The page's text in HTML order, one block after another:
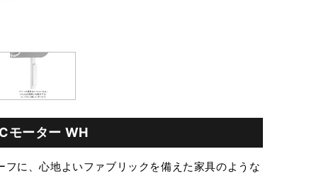
モーター WH
に、心地よいファブリックを備えた家具のような